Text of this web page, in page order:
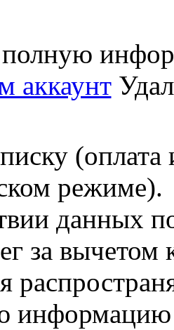
аккаунт
режиме).
данных
за
информацию